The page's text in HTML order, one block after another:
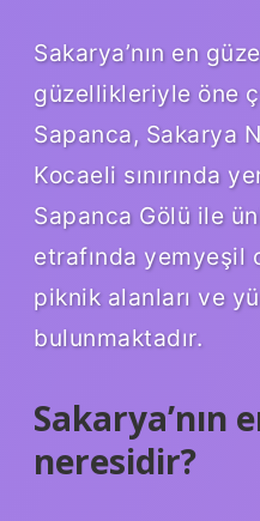
Sakarya’nın en
güzellikleriyle öne
Sapanca, Sakarya
Kocaeli sınırında
Sapanca Gölü ile
etrafında yemyeşil
piknik alanları ve
bulunmaktadır.
Sakarya’nın
neresidir?